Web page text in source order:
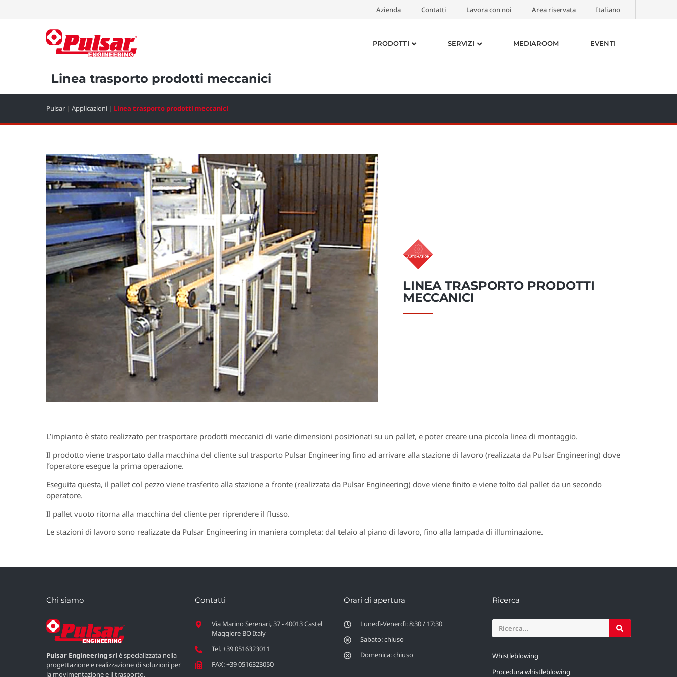
Azienda Contatti Lavora con noi Area riservata Italiano
PRODOTTI SERVIZI MEDIAROOM EVENTI
Linea trasporto prodotti meccanici
Pulsar | Applicazioni | Linea trasporto prodotti meccanici
LINEA TRASPORTO PRODOTTI
MECCANICI
L’impianto è stato realizzato per trasportare prodotti meccanici di varie dimensioni posizionati su un pallet, e poter creare una piccola linea di montaggio.
Il prodotto viene trasportato dalla macchina del cliente sul trasporto Pulsar Engineering fino ad arrivare alla stazione di lavoro (realizzata da Pulsar Engineering) dove
l’operatore esegue la prima operazione.
Eseguita questa, il pallet col pezzo viene trasferito alla stazione a fronte (realizzata da Pulsar Engineering) dove viene finito e viene tolto dal pallet da un secondo
operatore.
Il pallet vuoto ritorna alla macchina del cliente per riprendere il flusso.
Le stazioni di lavoro sono realizzate da Pulsar Engineering in maniera completa: dal telaio al piano di lavoro, fino alla lampada di illuminazione.
Chi siamo
Pulsar Engineering srl è specializzata nella
progettazione e realizzazione di soluzioni per
la movimentazione e il trasporto.
Contatti
Via Marino Serenari, 37 - 40013 Castel
Maggiore BO Italy
Tel. +39 0516323011
FAX: +39 0516323050
Orari di apertura
Lunedì-Venerdì: 8:30 / 17:30
Sabato: chiuso
Domenica: chiuso
Ricerca
Whistleblowing
Procedura whistleblowing